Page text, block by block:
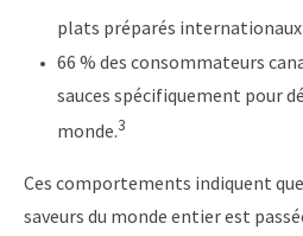
plats préparés internationaux
66 % des consommateurs
sauces spécifiquement pour
monde.3
Ces comportements indiquent
saveurs du monde entier est